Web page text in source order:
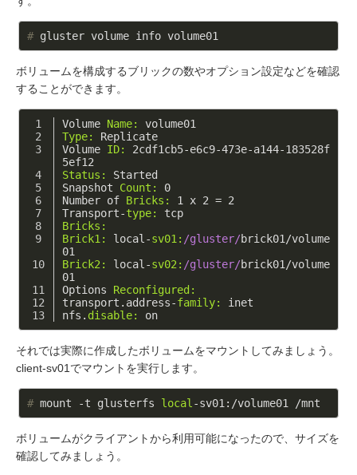
# gluster volume info volume01
ボリュームを構成するブリックの数やオプション設定などを確認
することができます。
Volume Name:
volume01
Type:
Replicate
Volume ID: 2cdf1cb5-e6c9-473e-a144-183528f
5ef12
Status:
Started
Snapshot Count:
0
Number of Bricks: 1 x 2 = 2
Transport-type:
tcp
Bricks:
Brick1:
local-sv01: /gluster/brick01/volume
01
Brick2:
local-sv02: /gluster/brick01/volume
01
Options Reconfigured:
transport.address-family:
inet
nfs. disable: on
それでは実際に作成したボリュームをマウントしてみましょう。
client-sv01でマウントを実行します。
# mount -t glusterfs local-sv01:/volume01 /mnt
ボリュームがクライアントから利用可能になったので、サイズを
確認してみましょう。